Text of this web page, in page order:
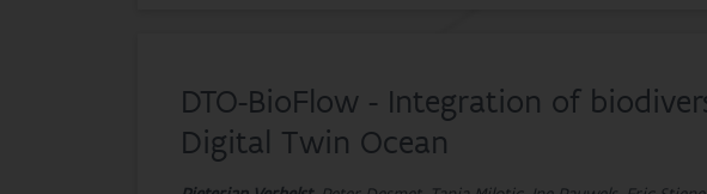
DTO-BioFlow - Integration of
Digital Twin Ocean